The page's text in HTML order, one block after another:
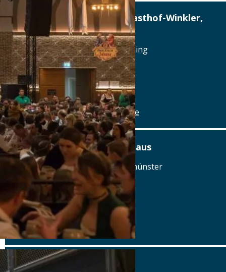
Altstadthotel, Brauerei-Gasthof-Winkler,
Berching
Reichenauplatz 22, 92334 Berching
Tel.: Tel.: 08462-1327
Details
www.brauereigasthof-winkler.de
Am Ödenturm – Das Gasthaus
Am Ödenturm 11, 93413 Chammünster
Tel.: Tel.: 09971-89270
Details
www.oedenturm.de
Aschbacher Hof